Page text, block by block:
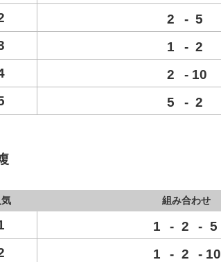
2 - 5
1 - 2
2 - 10
5 - 2
気 組み合わせ
1 - 2 - 5
1 - 2 - 10